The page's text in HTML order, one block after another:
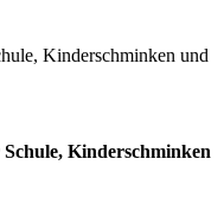
Kinderschminken und
Kinderschminken